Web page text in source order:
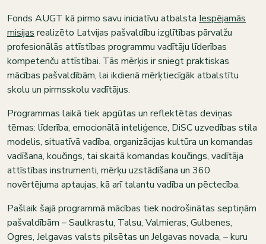
Fonds AUGT kā pirmo savu iniciatīvu atbalsta Iespējamās
misijas realizēto Latvijas pašvaldību izglītības pārvalžu
profesionālās attīstības programmu vadītāju līderības
kompetenču attīstībai. Tās mērķis ir sniegt praktiskas
mācības pašvaldībām, lai ikdienā mērķtiecīgāk atbalstītu
skolu un pirmsskolu vadītājus.
Programmas laikā tiek apgūtas un reflektētas deviņas
tēmas: līderība, emocionālā inteliģence, DiSC uzvedības stila
modelis, situatīvā vadība, organizācijas kultūra un komandas
vadīšana, koučings, tai skaitā komandas koučings, vadītāja
attīstības instrumenti, mērķu uzstādīšana un 360
novērtējuma aptaujas, kā arī talantu vadība un pēctecība.
Pašlaik šajā programmā mācības tiek nodrošinātas septiņām
pašvaldībām – Saulkrastu, Talsu, Valmieras, Gulbenes,
Ogres, Jelgavas valsts pilsētas un Jelgavas novada, – kuru